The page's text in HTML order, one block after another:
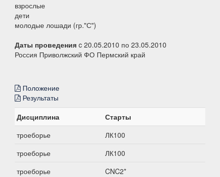
взрослые
дети
молодые лошади (гр."С")
Даты проведения c 20.05.2010 по 23.05.2010
Россия Приволжский ФО Пермский край
Положение
Результаты
Дисциплина
Старты
троеборье
ЛК100
троеборье
ЛК100
троеборье
CNC2*